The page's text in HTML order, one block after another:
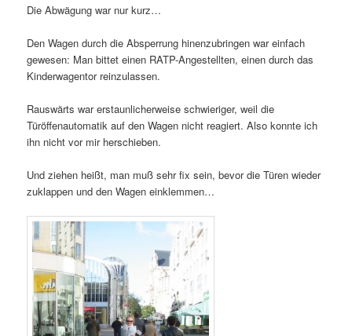
Die Abwägung war nur kurz…
Den Wagen durch die Absperrung hinenzubringen war einfach
gewesen: Man bittet einen RATP-Angestellten, einen durch das
Kinderwagentor reinzulassen.
Rauswärts war erstaunlicherweise schwieriger, weil die
Türöffenautomatik auf den Wagen nicht reagiert. Also konnte ich
ihn nicht vor mir herschieben.
Und ziehen heißt, man muß sehr fix sein, bevor die Türen wieder
zuklappen und den Wagen einklemmen…